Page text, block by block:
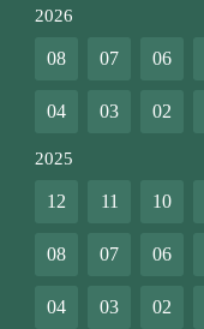
2026
08 07 06
04 03 02
2025
12 11 10
08 07 06
04 03 02